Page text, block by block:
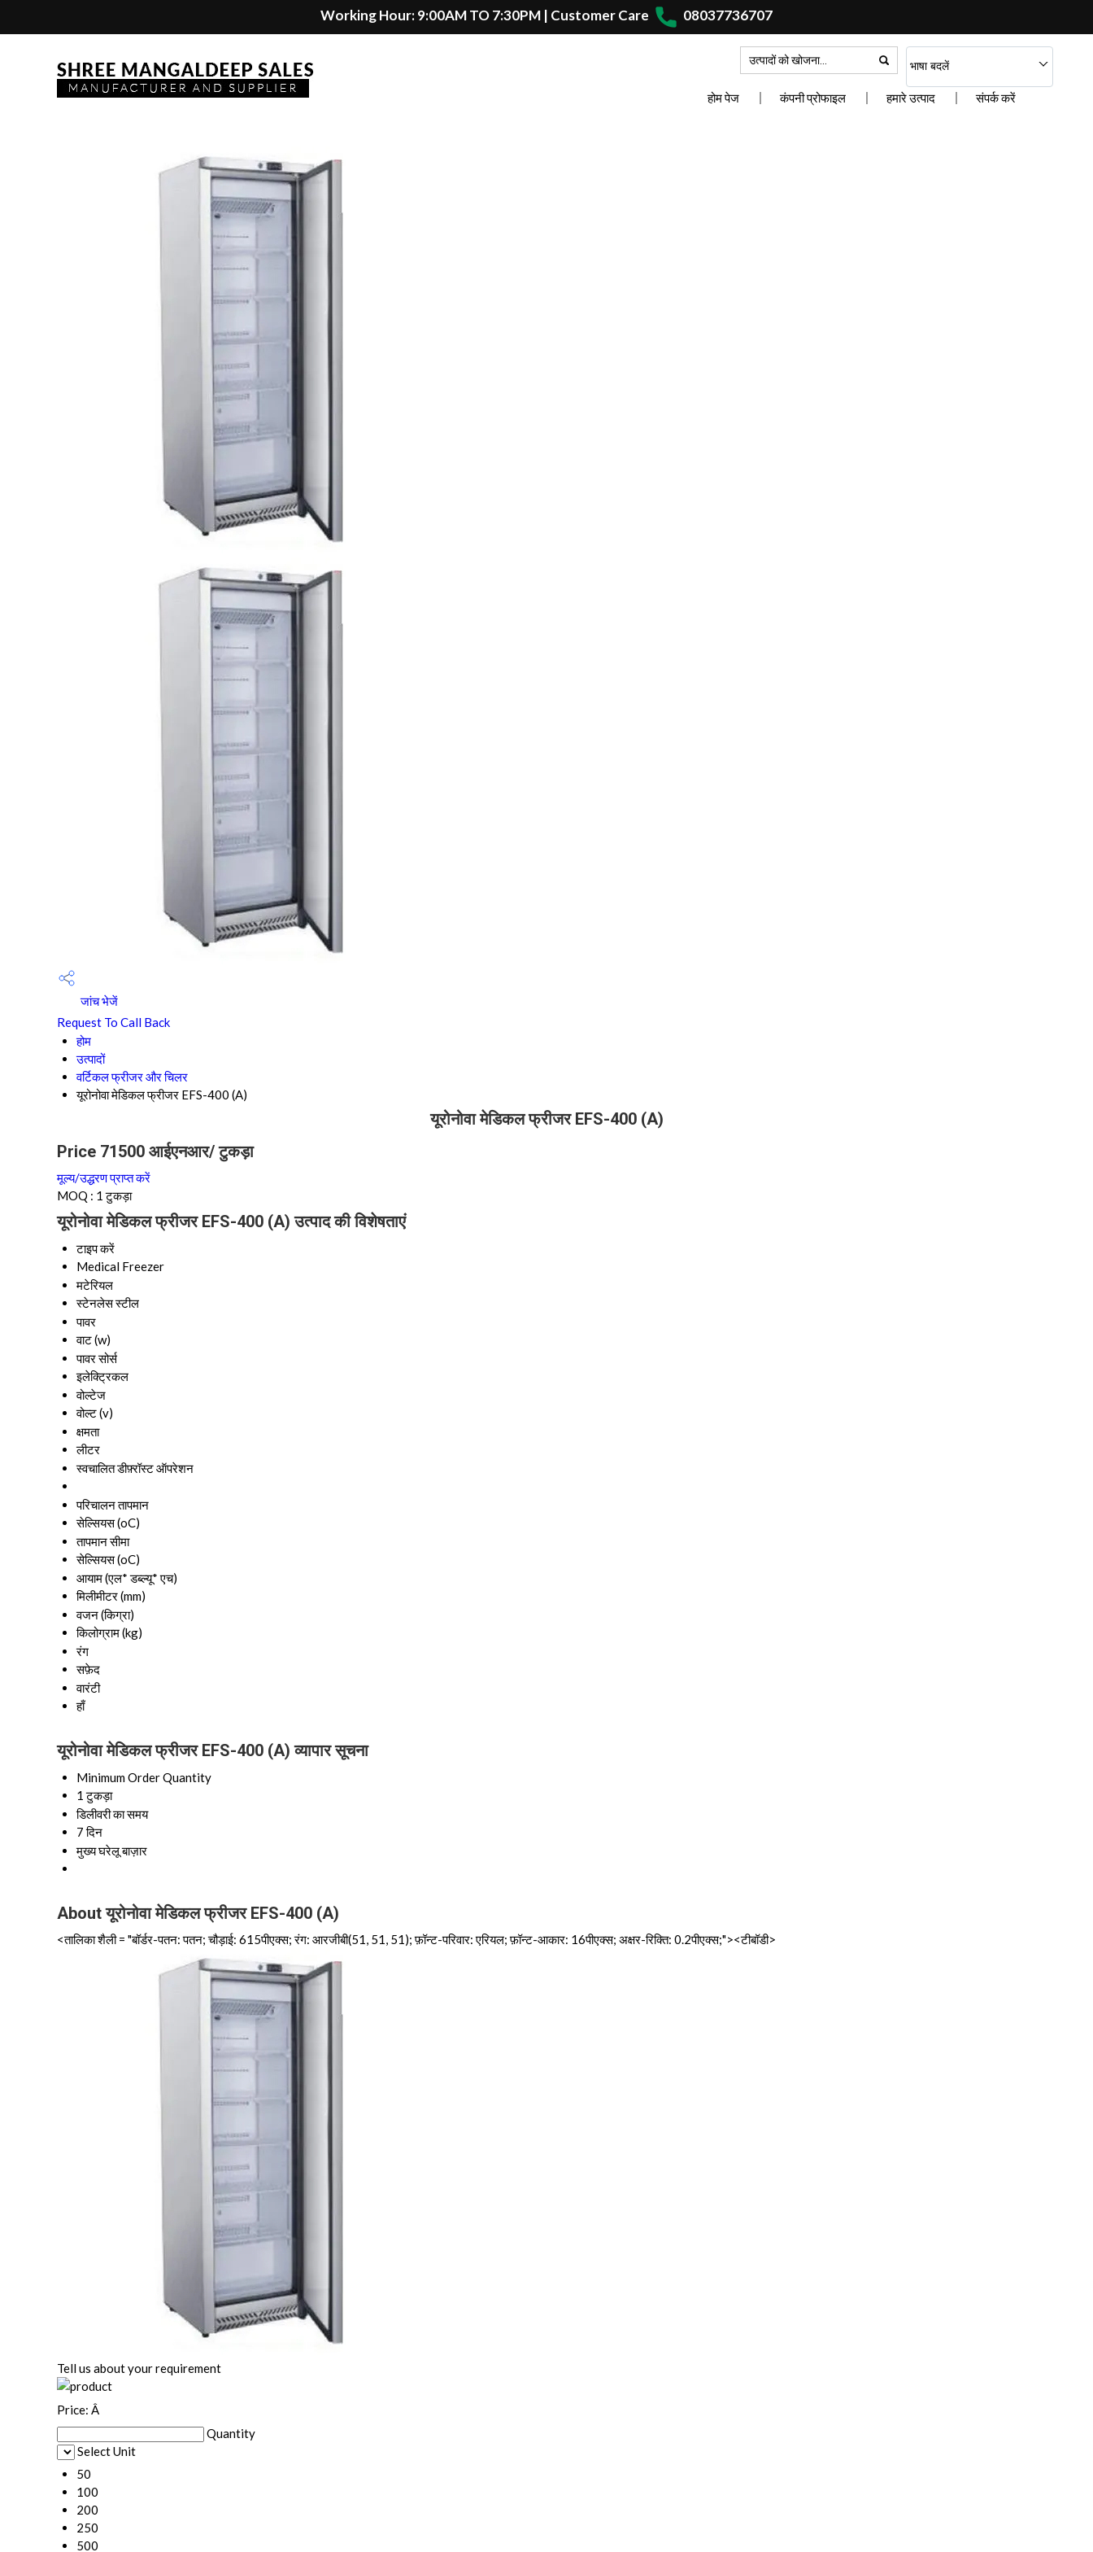
Working Hour: 9:00AM TO 7:30PM | Customer Care 08037736707
भाषा बदलें
होम पेज कंपनी प्रोफाइल हमारे उत्पाद संपर्क करें
जांच भेजें
Request To Call Back
होम
उत्पादों
वर्टिकल फ्रीजर और चिलर
यूरोनोवा मेडिकल फ्रीजर EFS-400 (A)
यूरोनोवा मेडिकल फ्रीजर EFS-400 (A)
Price 71500 आईएनआर/ टुकड़ा
मूल्य/उद्धरण प्राप्त करें
MOQ : 1 टुकड़ा
यूरोनोवा मेडिकल फ्रीजर EFS-400 (A) उत्पाद की विशेषताएं
टाइप करें
Medical Freezer
मटेरियल
स्टेनलेस स्टील
पावर
वाट (w)
पावर सोर्स
इलेक्ट्रिकल
वोल्टेज
वोल्ट (v)
क्षमता
लीटर
स्वचालित डीफ़्रॉस्ट ऑपरेशन
परिचालन तापमान
सेल्सियस (oC)
तापमान सीमा
सेल्सियस (oC)
आयाम (एल* डब्ल्यू* एच)
मिलीमीटर (mm)
वजन (किग्रा)
किलोग्राम (kg)
रंग
सफ़ेद
वारंटी
हाँ
यूरोनोवा मेडिकल फ्रीजर EFS-400 (A) व्यापार सूचना
Minimum Order Quantity
1 टुकड़ा
डिलीवरी का समय
7 दिन
मुख्य घरेलू बाज़ार
About यूरोनोवा मेडिकल फ्रीजर EFS-400 (A)
<तालिका शैली = "बॉर्डर-पतन: पतन; चौड़ाई: 615पीएक्स; रंग: आरजीबी(51, 51, 51); फ़ॉन्ट-परिवार: एरियल; फ़ॉन्ट-आकार: 16पीएक्स; अक्षर-रिक्ति: 0.2पीएक्स;"><टीबॉडी>
Tell us about your requirement
Price: Â
Quantity
Select Unit
50
100
200
250
500